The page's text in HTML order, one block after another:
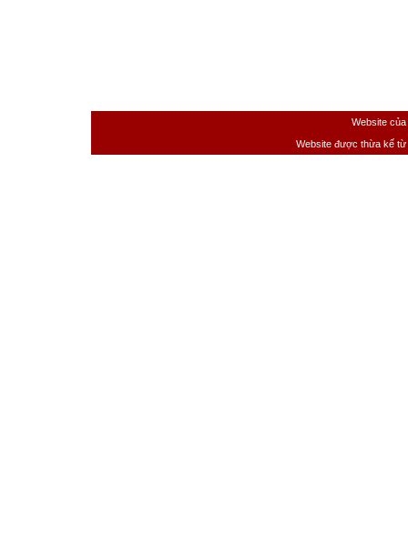
Website
Website được thừa kế từ